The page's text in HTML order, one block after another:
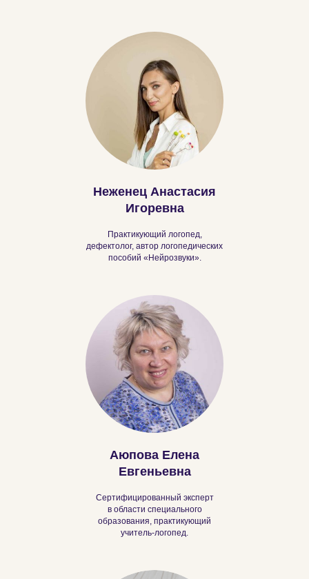
Неженец Анастасия
Игоревна
Практикующий логопед,
дефектолог, автор логопедических
пособий «Нейрозвуки».
Аюпова Елена
Евгеньевна
Сертифицированный эксперт
в области специального
образования, практикующий
учитель-логопед.